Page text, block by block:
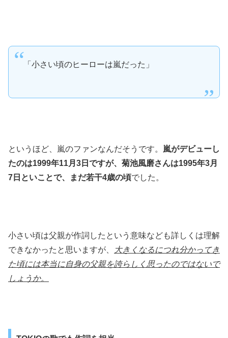
「小さい頃のヒーローは嵐だった」
というほど、嵐のファンなんだそうです。
嵐がデビューし
たのは1999年11月3日ですが、菊池風磨さんは1995年3月
7日といことで、まだ若干4歳の頃でした。
小さい頃は父親が作詞したという意味なども詳しくは理解
できなかったと思いますが、
大きくなるにつれ分かってき
た頃には本当に自身の父親を誇らしく思ったのではないで
しょうか。